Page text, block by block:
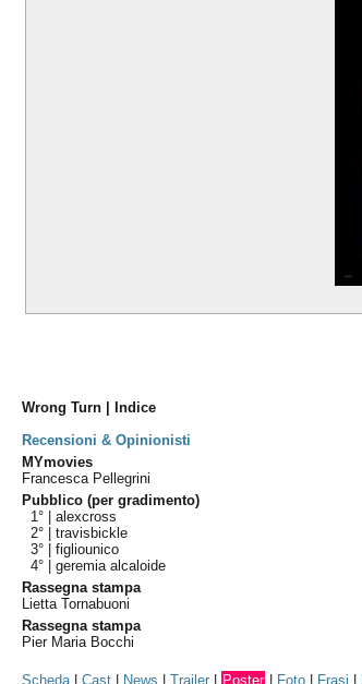
Wrong Turn | Indice
Recensioni & Opinionisti
MYmovies
Francesca Pellegrini
Pubblico (per gradimento)
1° |alexcross
2° |travisbickle
3° |figliounico
4° |geremia alcaloide
Rassegna stampa
Lietta Tornabuoni
Rassegna stampa
Pier Maria Bocchi
Scheda|Cast News |Trailer Poster Foto Frasi